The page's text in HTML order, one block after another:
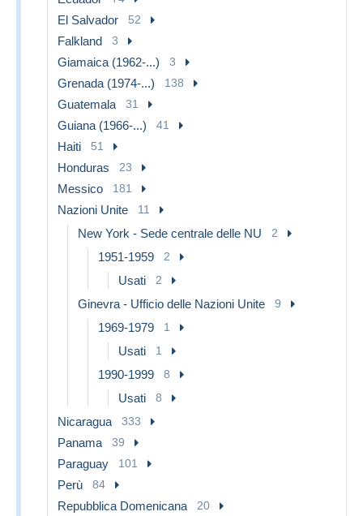
El Salvador 52
Falkland 3
Giamaica (1962-...) 3
Grenada (1974-...) 138
Guatemala 31
Guiana (1966-...) 41
Haiti 51
Honduras 23
Messico 181
Nazioni Unite 11
New York - Sede centrale delle NU 2
1951-1959 2
Usati 2
Ginevra - Ufficio delle Nazioni Unite 9
1969-1979 1
Usati 1
1990-1999 8
Usati 8
Nicaragua 333
Panama 39
Paraguay 101
Perù 84
Repubblica Domenicana 20